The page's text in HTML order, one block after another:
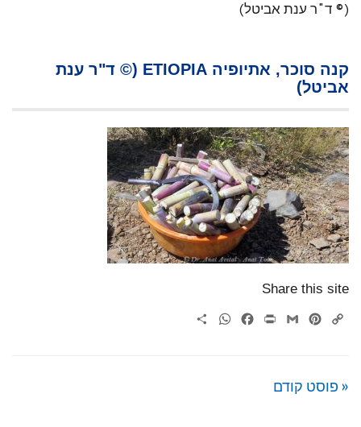
(© ד"ר ענת אביטל)
קנה סוכר, אתיופיה ETIOPIA (© ד"ר ענת
אביטל)
Share this site
Copy
Pinterest
Gmail
Print
Facebook
WhatsApp
« פוסט קודם